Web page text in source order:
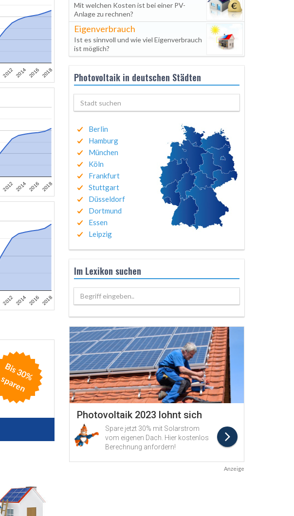
2012 2014 2016 2018
2012 2014 2016 2018
2012 2014 2016 2018
B
is
3
0
%
s
p
a
r
e
n
Mit welchen Kosten ist bei einer PV-
Anlage zu rechnen?
Eigenverbrauch
Ist es sinnvoll und wie viel Eigenverbrauch
ist möglich?
Photovoltaik in deutschen Städten
Berlin
Hamburg
München
Köln
Frankfurt
Stuttgart
Düsseldorf
Dortmund
Essen
Leipzig
Im Lexikon suchen
Begriff eingeben..
Anzeige